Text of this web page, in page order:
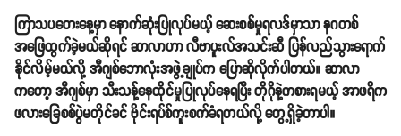
ကြာသပတေးနေ့မှာ နောက်ဆုံးပြုလုပ်မယ့် ဆေးစစ်မှုရလဒ်မှာသာ နဂတစ်
အဖြေထွက်ခဲ့မယ်ဆိုရင် ဆာလာဟာ လီဗာပူးလ်အသင်းဆီ ပြန်လည်သွားရောက်
နိုင်လိမ့်မယ်လို့ အီဂျစ်ဘောလုံးအဖွဲ့ချုပ်က ပြောဆိုလိုက်ပါတယ်။ ဆာလာ
ကတော့ အီဂျစ်မှာ သီးသန့်နေထိုင်မှုပြုလုပ်နေရပြီး တိုဂိုနဲ့ကစားရမယ့် အာဖရိက
ဖလားခြေစစ်ပွဲမတိုင်ခင် ဗိုင်းရပ်စ်ကူးစက်ခံရတယ်လို့ တွေ့ရှိခဲ့တာပါ။